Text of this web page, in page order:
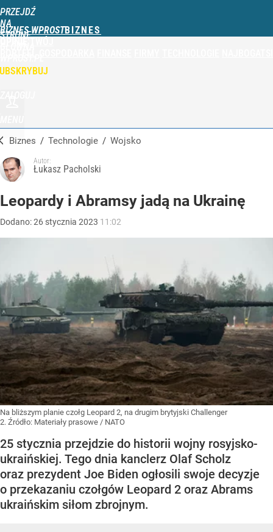
PRZEJDŹ
NA
STRONĘ
BIZNES WPROST
Biznes / Technologie / Wojsko
Autor:
Łukasz Pacholski
Leopardy i Abramsy jadą na Ukrainę
Dodano:26 stycznia 2023 11:02
Na bliższym planie czołg Leopard 2, na drugim brytyjski Challenger
2. Źródło: Materiały prasowe / NATO
25 stycznia przejdzie do historii wojny rosyjsko-
ukraińskiej. Tego dnia kanclerz Olaf Scholz
oraz prezydent Joe Biden ogłosili swoje decyzje
o przekazaniu czołgów Leopard 2 oraz Abrams
ukraińskim siłom zbrojnym.